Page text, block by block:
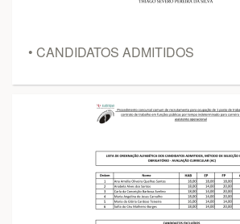
• CANDIDATOS ADMITIDOS